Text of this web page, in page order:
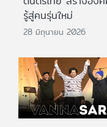
รู้สู่คนรุ่นใหม่
28 มิถุนายน 2026